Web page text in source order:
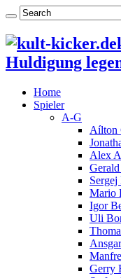
Huldigung
Home
Spieler
A-G
Aílton
Alex
Sergej
Mario
Igor
Uli
Gerry